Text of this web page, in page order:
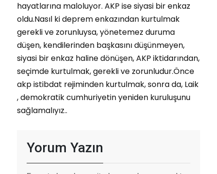
hayatlarına maloluyor. AKP ise siyasi bir enkaz
oldu.Nasıl ki deprem enkazından kurtulmak
gerekli ve zorunluysa, yönetemez duruma
düşen, kendilerinden başkasını düşünmeyen,
siyasi bir enkaz haline dönüşen, AKP iktidarından,
seçimde kurtulmak, gerekli ve zorunludur.Önce
akp istibdat rejiminden kurtulmak, sonra da, Laik
, demokratik cumhuriyetin yeniden kuruluşunu
sağlamalıyız..
Yorum Yazın